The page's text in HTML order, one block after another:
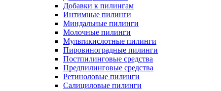
Добавки к пилингам
Интимные пилинги
Миндальные пилинги
Молочные пилинги
Мультикислотные пилинги
Пировиноградные пилинги
Постпилинговые средства
Предпилинговые средства
Ретиноловые пилинги
Салициловые пилинги